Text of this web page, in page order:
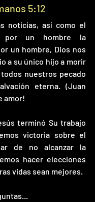
5:12
noticias, así como el
por un hombre la
un hombre, Dios nos
a su único hijo a morir
nuestros pecado
eterna. (Juan
amor!
terminó Su trabajo
victoria sobre el
de no alcanzar la
hacer elecciones
vidas sean mejores.